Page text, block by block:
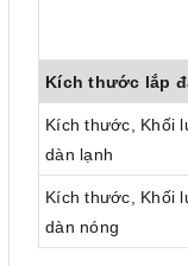
Kích thước
Kích thước, Khối
dàn lạnh
Kích thước, Khối
dàn nóng